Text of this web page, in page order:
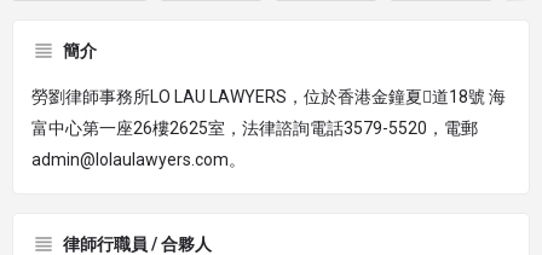
簡介
勞劉律師事務所LO LAU LAWYERS，位於香港金鐘夏道18號 海
富中心第一座26樓2625室，法律諮詢電話3579-5520，電郵
admin@lolaulawyers.com。
律師行職員 / 合夥人